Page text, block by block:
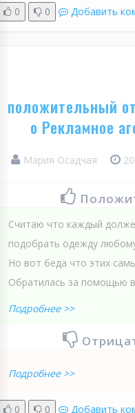
0 0 Добавить
положительный
о Рекламное
Мария Осадчая
Считаю что каждый
подобрать одежду
Но вот беда что этих
Обратилась за помощью
Подробнее >>
Подробнее >>
0 0 Добавить